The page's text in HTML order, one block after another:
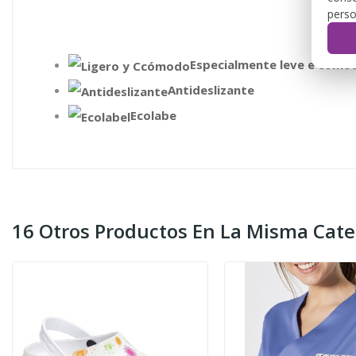
Especialmente leve e
Antideslizante
Ecolabe
16 Otros Productos En La Misma